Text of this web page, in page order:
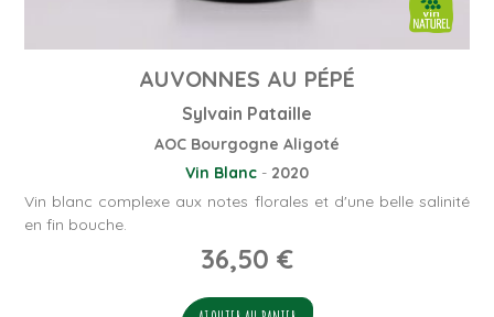
AUVONNES AU PÉPÉ
Sylvain Pataille
AOC Bourgogne Aligoté
Vin Blanc - 2020
Vin blanc complexe aux notes florales et d'une belle salinité
en fin bouche.
36,50 €